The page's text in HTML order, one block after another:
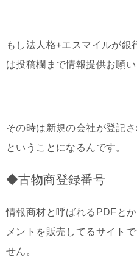
もし法人格+エスマイルが銀
は投稿欄まで情報提供お願い
その時は新規の会社が登記
ということになるんです。
◆古物商登録番号
情報商材と呼ばれるPDFと
メントを販売してるサイト
せん。